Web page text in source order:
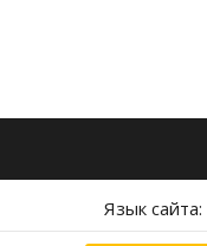
Язык сайта: